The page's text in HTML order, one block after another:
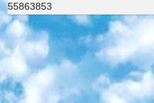
55863853